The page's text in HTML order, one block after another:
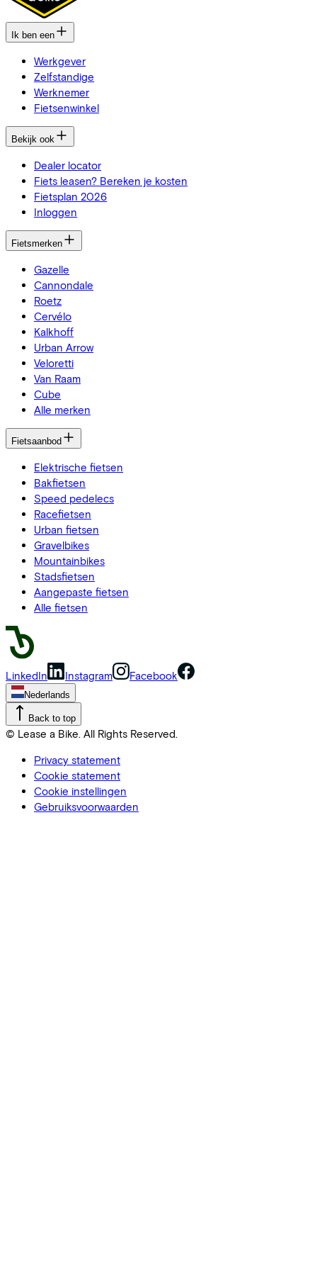
Ik ben een
Werkgever
Zelfstandige
Werknemer
Fietsenwinkel
Bekijk ook
Dealer locator
Fiets leasen? Bereken je kosten
Fietsplan 2026
Inloggen
Fietsmerken
Gazelle
Cannondale
Roetz
Cervélo
Kalkhoff
Urban Arrow
Veloretti
Van Raam
Cube
Alle merken
Fietsaanbod
Elektrische fietsen
Bakfietsen
Speed pedelecs
Racefietsen
Urban fietsen
Gravelbikes
Mountainbikes
Stadsfietsen
Aangepaste fietsen
Alle fietsen
LinkedIn Instagram Facebook
Nederlands
Back to top
© Lease a Bike. All Rights Reserved.
Privacy statement
Cookie statement
Cookie instellingen
Gebruiksvoorwaarden